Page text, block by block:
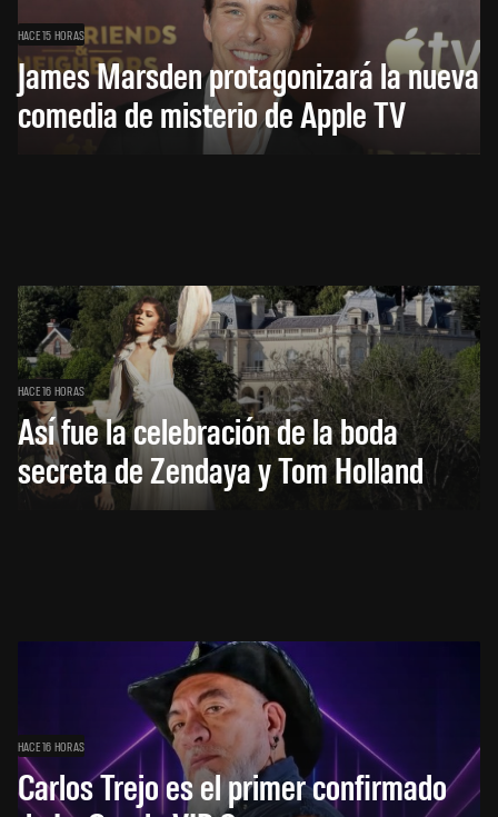
HACE 15 HORAS
James Marsden protagonizará la nueva
comedia de misterio de Apple TV
HACE 16 HORAS
Así fue la celebración de la boda
secreta de Zendaya y Tom Holland
HACE 16 HORAS
Carlos Trejo es el primer confirmado